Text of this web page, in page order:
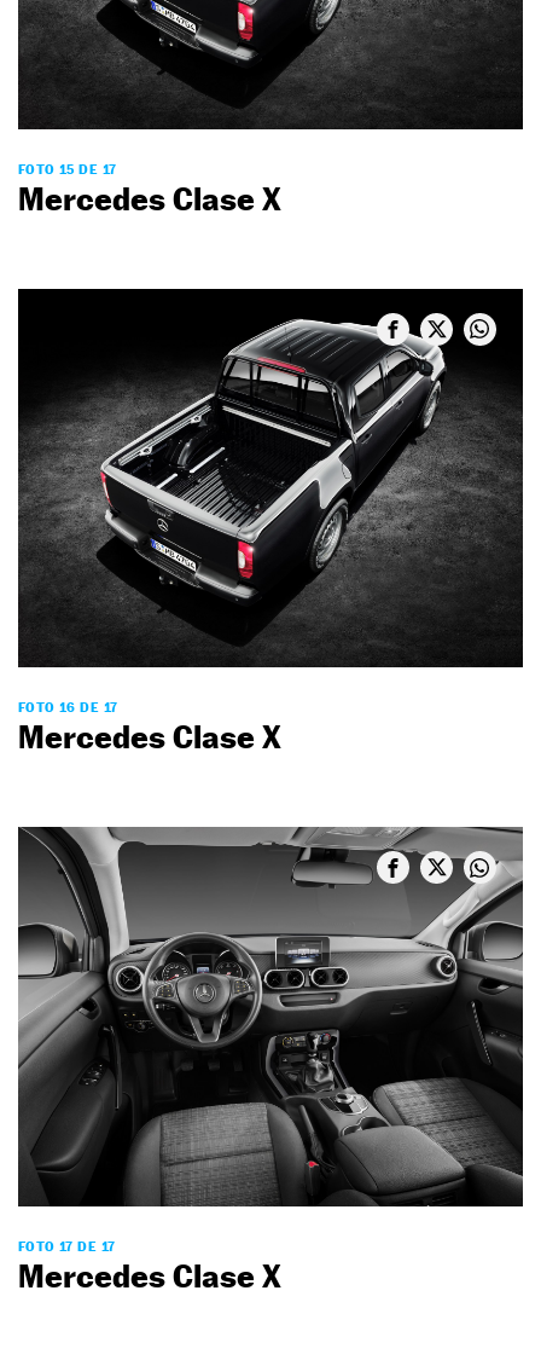
FOTO 15 DE 17
Mercedes Clase X
FOTO 16 DE 17
Mercedes Clase X
FOTO 17 DE 17
Mercedes Clase X